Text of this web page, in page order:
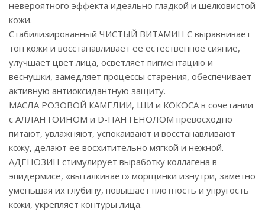
невероятного эффекта идеально гладкой и шелковистой
кожи.
Стабилизированный ЧИСТЫЙ ВИТАМИН С выравнивает
тон кожи и восстанавливает ее естественное сияние,
улучшает цвет лица, осветляет пигментацию и
веснушки, замедляет процессы старения, обеспечивает
активную антиоксидантную защиту.
МАСЛА РОЗОВОЙ КАМЕЛИИ, ШИ и КОКОСА в сочетании
с АЛЛАНТОИНОМ и D-ПАНТЕНОЛОМ превосходно
питают, увлажняют, успокаивают и восстанавливают
кожу, делают ее восхитительно мягкой и нежной.
АДЕНОЗИН стимулирует выработку коллагена в
эпидермисе, «выталкивает» морщинки изнутри, заметно
уменьшая их глубину, повышает плотность и упругость
кожи, укрепляет контуры лица.